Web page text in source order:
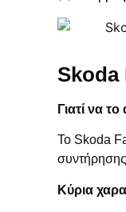
Skoda
Γιατί να
Το Skoda
Κύρια